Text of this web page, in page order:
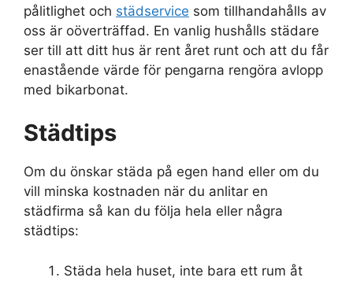
pålitlighet och städservice som tillhandahålls av
oss är oöverträffad. En vanlig hushålls städare
ser till att ditt hus är rent året runt och att du får
enastående värde för pengarna rengöra avlopp
med bikarbonat.
Städtips
Om du önskar städa på egen hand eller om du
vill minska kostnaden när du anlitar en
städfirma så kan du följa hela eller några
städtips:
Städa hela huset, inte bara ett rum åt